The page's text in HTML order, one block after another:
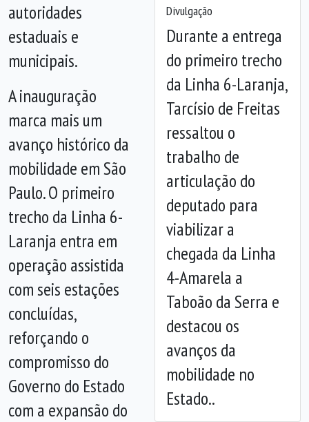
Divulgação
Durante a entrega
do primeiro trecho
da Linha 6-Laranja,
Tarcísio de Freitas
ressaltou o
trabalho de
articulação do
deputado para
viabilizar a
chegada da Linha
4-Amarela a
Taboão da Serra e
destacou os
avanços da
mobilidade no
Estado..
Anterior
autoridades
estaduais e
municipais.
A inauguração
marca mais um
avanço histórico da
mobilidade em São
Paulo. O primeiro
trecho da Linha 6-
Laranja entra em
operação assistida
com seis estações
concluídas,
reforçando o
compromisso do
Governo do Estado
com a expansão do